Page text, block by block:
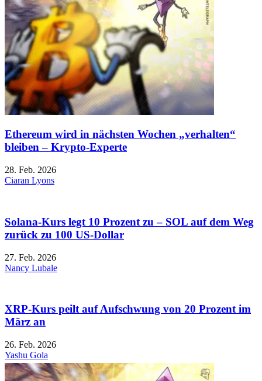
Ethereum wird in nächsten Wochen „verhalten“
bleiben – Krypto-Experte
28. Feb. 2026
Ciaran Lyons
Solana-Kurs legt 10 Prozent zu – SOL auf dem Weg
zurück zu 100 US-Dollar
27. Feb. 2026
Nancy Lubale
XRP-Kurs peilt auf Aufschwung von 20 Prozent im
März an
26. Feb. 2026
Yashu Gola